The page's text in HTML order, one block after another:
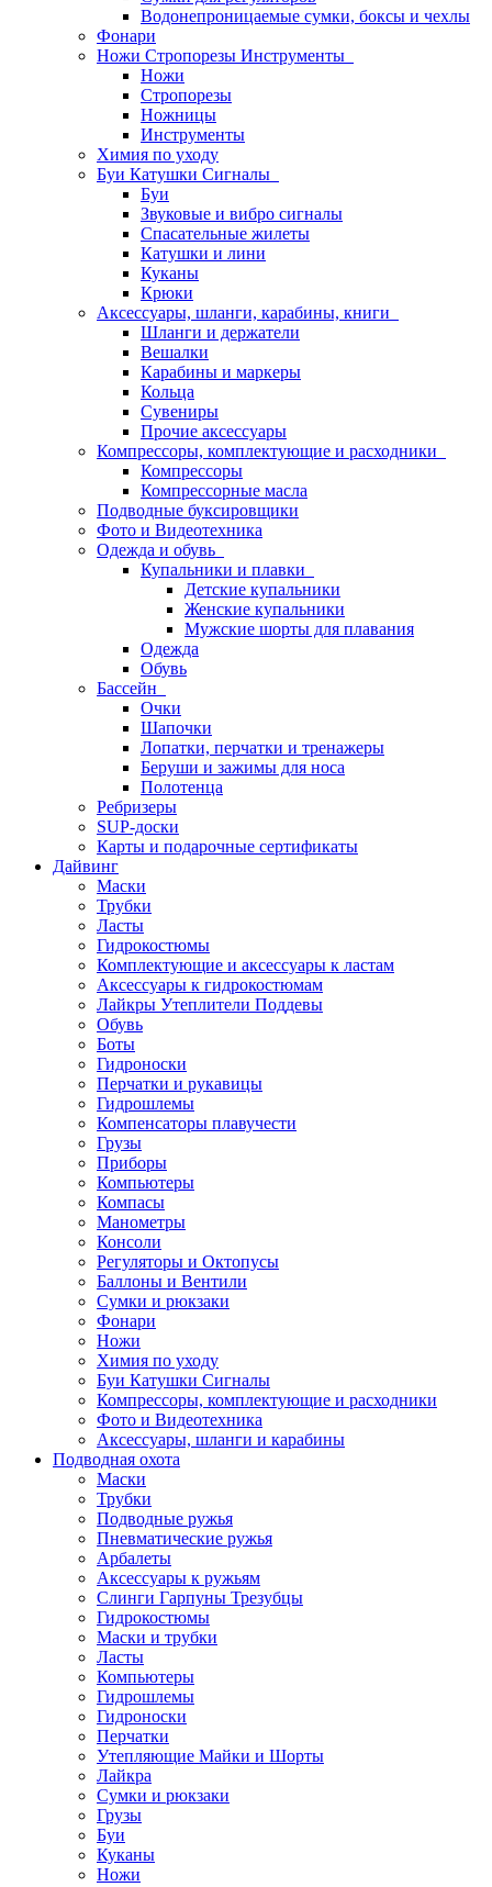
Водонепроницаемые сумки, боксы и чехлы
Фонари
Ножи Стропорезы Инструменты
Ножи
Стропорезы
Ножницы
Инструменты
Химия по уходу
Буи Катушки Сигналы
Буи
Звуковые и вибро сигналы
Спасательные жилеты
Катушки и лини
Куканы
Крюки
Аксессуары, шланги, карабины, книги
Шланги и держатели
Вешалки
Карабины и маркеры
Кольца
Сувениры
Прочие аксессуары
Компрессоры, комплектующие и расходники
Компрессоры
Компрессорные масла
Подводные буксировщики
Фото и Видеотехника
Одежда и обувь
Купальники и плавки
Детские купальники
Женские купальники
Мужские шорты для плавания
Одежда
Обувь
Бассейн
Очки
Шапочки
Лопатки, перчатки и тренажеры
Беруши и зажимы для носа
Полотенца
Ребризеры
SUP-доски
Карты и подарочные сертификаты
Дайвинг
Маски
Трубки
Ласты
Гидрокостюмы
Комплектующие и аксессуары к ластам
Аксессуары к гидрокостюмам
Лайкры Утеплители Поддевы
Обувь
Боты
Гидроноски
Перчатки и рукавицы
Гидрошлемы
Компенсаторы плавучести
Грузы
Приборы
Компьютеры
Компасы
Манометры
Консоли
Регуляторы и Октопусы
Баллоны и Вентили
Сумки и рюкзаки
Фонари
Ножи
Химия по уходу
Буи Катушки Сигналы
Компрессоры, комплектующие и расходники
Фото и Видеотехника
Аксессуары, шланги и карабины
Подводная охота
Маски
Трубки
Подводные ружья
Пневматические ружья
Арбалеты
Аксессуары к ружьям
Слинги Гарпуны Трезубцы
Гидрокостюмы
Маски и трубки
Ласты
Компьютеры
Гидрошлемы
Гидроноски
Перчатки
Утепляющие Майки и Шорты
Лайкра
Сумки и рюкзаки
Грузы
Буи
Куканы
Ножи